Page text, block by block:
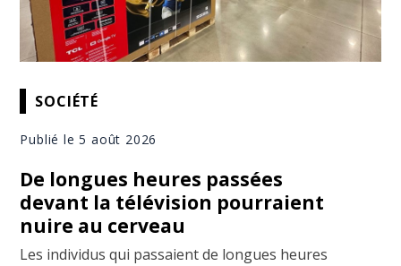
SOCIÉTÉ
Publié le 5 août 2026
De longues heures passées
devant la télévision pourraient
nuire au cerveau
Les individus qui passaient de longues heures